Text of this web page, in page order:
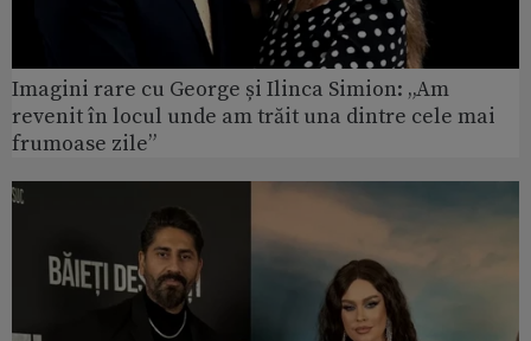
Imagini rare cu George și Ilinca Simion: „Am
revenit în locul unde am trăit una dintre cele mai
frumoase zile”